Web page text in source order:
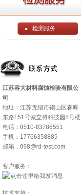
检测服务
江苏容大材料腐蚀检验有限公
司
地址：江苏无锡市锡山区春晖
东路151号索立得科技园8号楼
电话：0510-83786551
手机：17766358885
邮箱：098@rd-test.com
客户服务：